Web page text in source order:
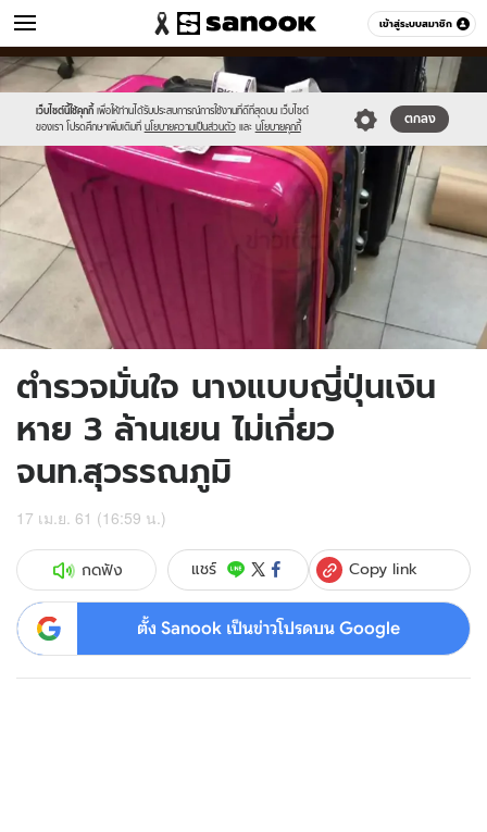
เข้าสู่ระบบสมาชิก
ข่าว หมวดอื่นๆ
เว็บไซต์นี้ใช้คุกกี้ เพื่อให้ท่านได้รับประสบการณ์การใช้งานที่ดีที่สุดบน เว็บไซต์
ของเรา โปรดศึกษาเพิ่มเติมที่ นโยบายความเป็นส่วนตัว และ นโยบายคุกกี้
ตกลง
Sanook
//s.isanook.com/sr/0/images/logo-
new-
sanook.png
600
60
//s.isanook.com/ns/0/ud/1218/6093826/dafsda.jpg
ตำรวจมั่นใจ นางแบบญี่ปุ่นเงิน
หาย 3 ล้านเยน ไม่เกี่ยว
จนท.สุวรรณภูมิ
17 เม.ย. 61 (16:59 น.)
กดฟัง แชร์ Copy link
ตั้ง Sanook เป็นข่าวโปรดบน Google